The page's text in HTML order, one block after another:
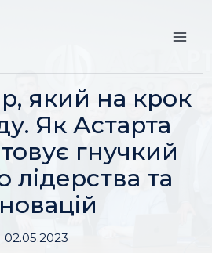
який на крок
Як Астарта
гнучкий
лідерства та
02.05.2023